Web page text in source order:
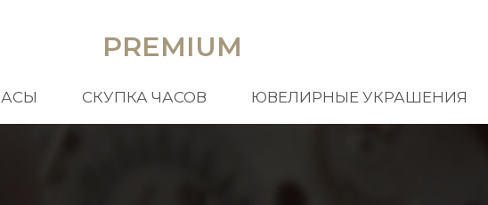
PREMIUM
СКУПКА ЧАСОВ ЮВЕЛИРНЫЕ УКРАШЕНИЯ